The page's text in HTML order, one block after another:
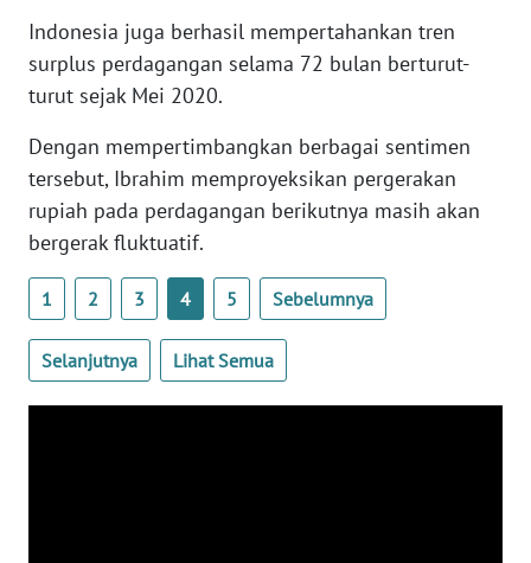
Indonesia juga berhasil mempertahankan tren
surplus perdagangan selama 72 bulan berturut-
turut sejak Mei 2020.
Dengan mempertimbangkan berbagai sentimen
tersebut, Ibrahim memproyeksikan pergerakan
rupiah pada perdagangan berikutnya masih akan
bergerak fluktuatif.
1 2 3 4 5 Sebelumnya
Selanjutnya Lihat Semua
WN
BANTEN
WN
NTT
KEPRI
WN
PAPUA
WN